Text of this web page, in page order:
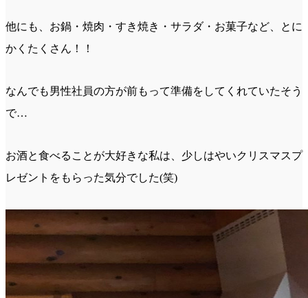
他にも、お鍋・焼肉・すき焼き・サラダ・お菓子など、とに
かくたくさん！！
なんでも男性社員の方が前もって準備をしてくれていたそう
で…
お酒と食べることが大好きな私は、少しはやいクリスマスプ
レゼントをもらった気分でした(笑)